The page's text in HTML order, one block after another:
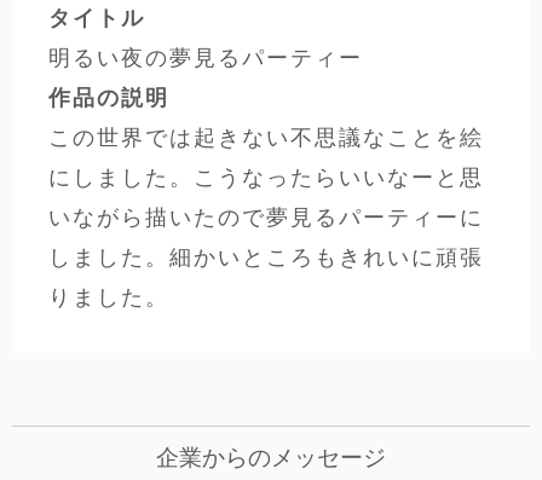
タイトル
明るい夜の夢見るパーティー
作品の説明
この世界では起きない不思議なことを絵
にしました。こうなったらいいなーと思
いながら描いたので夢見るパーティーに
しました。細かいところもきれいに頑張
りました。
企業からのメッセージ